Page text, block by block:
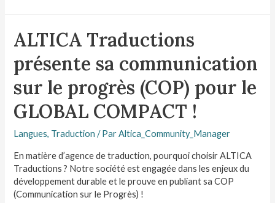
ALTICA Traductions
présente sa communication
sur le progrès (COP) pour le
GLOBAL COMPACT !
Langues, Traduction / ParAltica_Community_Manager
En matière d’agence de traduction, pourquoi choisir ALTICA
Traductions ? Notre société est engagée dans les enjeux du
développement durable et le prouve en publiant sa COP
(Communication sur le Progrès) !